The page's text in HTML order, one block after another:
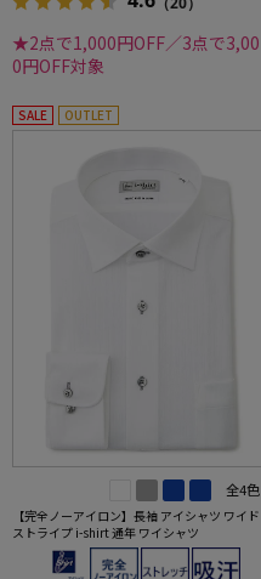
★2点で1,000円OFF／3点で3,00
0円OFF対象
SALE OUTLET
全4色
【完全ノーアイロン】長袖 アイシャツ ワイド
ストライプ i-shirt 通年 ワイシャツ